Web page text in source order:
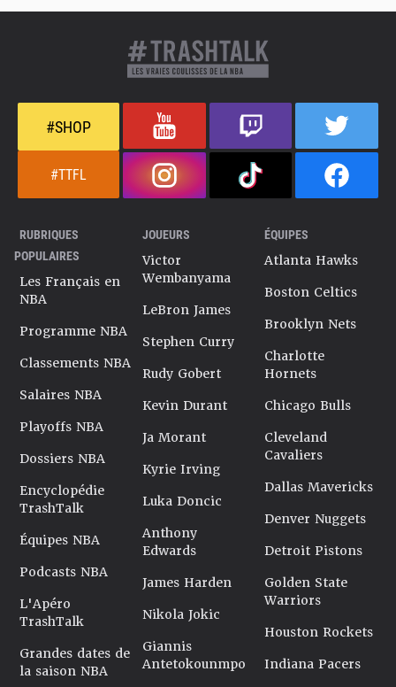
#SHOP
#TTFL
RUBRIQUES
POPULAIRES
Les Français en
NBA
Programme NBA
Classements NBA
Salaires NBA
Playoffs NBA
Dossiers NBA
Encyclopédie
TrashTalk
Équipes NBA
Podcasts NBA
L'Apéro
TrashTalk
Grandes dates de
la saison NBA
JOUEURS
Victor
Wembanyama
LeBron James
Stephen Curry
Rudy Gobert
Kevin Durant
Ja Morant
Kyrie Irving
Luka Doncic
Anthony
Edwards
James Harden
Nikola Jokic
Giannis
Antetokounmpo
ÉQUIPES
Atlanta Hawks
Boston Celtics
Brooklyn Nets
Charlotte
Hornets
Chicago Bulls
Cleveland
Cavaliers
Dallas Mavericks
Denver Nuggets
Detroit Pistons
Golden State
Warriors
Houston Rockets
Indiana Pacers